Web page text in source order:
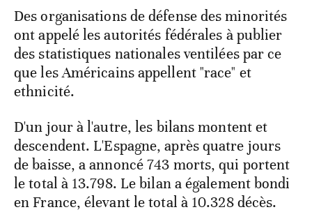
Des organisations de défense des minorités
ont appelé les autorités fédérales à publier
des statistiques nationales ventilées par ce
que les Américains appellent "race" et
ethnicité.
D'un jour à l'autre, les bilans montent et
descendent. L'Espagne, après quatre jours
de baisse, a annoncé 743 morts, qui portent
le total à 13.798. Le bilan a également bondi
en France, élevant le total à 10.328 décès.